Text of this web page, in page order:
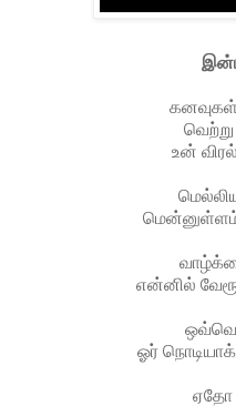
வெற்று
உன்
என்னில்
ஓர்
ஏதோ